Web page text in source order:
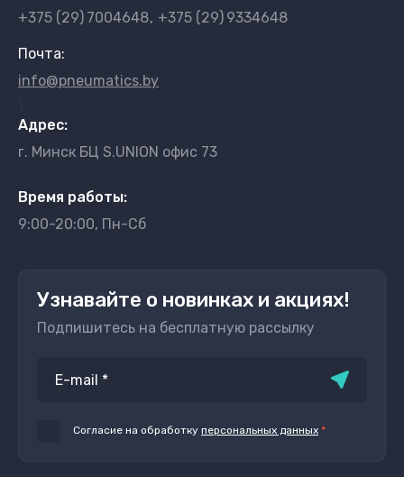
+375 (29) 7004648 +375 (29) 9334648
Почта:
info@pneumatics.by
Адрес:
г. Минск БЦ S.UNION офис 73
Время работы:
9:00-20:00, Пн-Сб
Узнавайте о новинках и акциях!
Подпишитесь на бесплатную рассылку
Согласие на обработку персональных данных *